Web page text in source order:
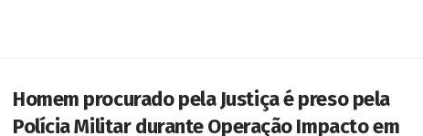
Homem procurado pela Justiça é preso pela
Polícia Militar durante Operação Impacto em